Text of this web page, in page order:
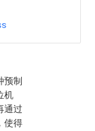
预制
机
通过
使得